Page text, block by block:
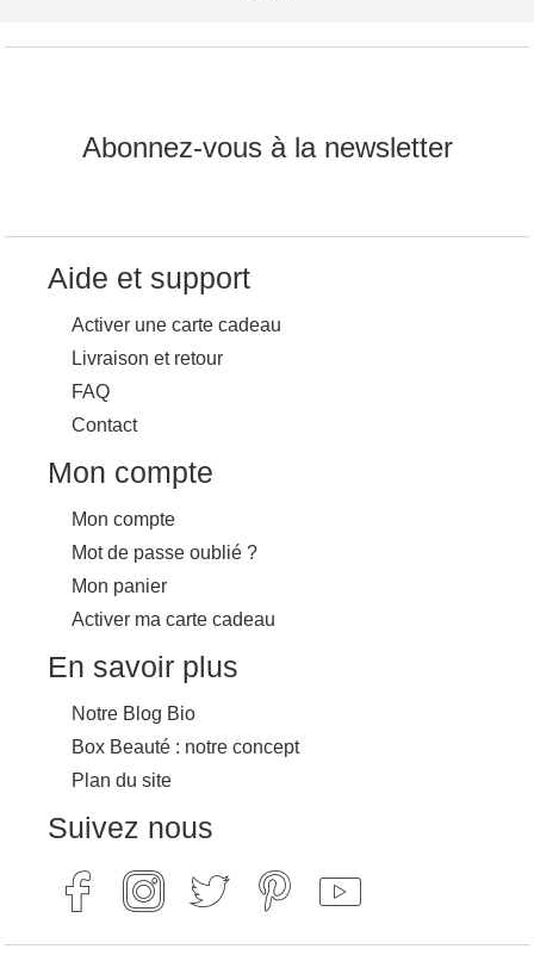
Abonnez-vous à la newsletter
Aide et support
Activer une carte cadeau
Livraison et retour
FAQ
Contact
Mon compte
Mon compte
Mot de passe oublié ?
Mon panier
Activer ma carte cadeau
En savoir plus
Notre Blog Bio
Box Beauté : notre concept
Plan du site
Suivez nous